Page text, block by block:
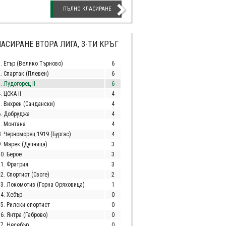
ПЪЛНО КЛАСИРАНЕ
ВТОРА ЛИГА, 3-ТИ КРЪГ
Етър (Велико Търново)
6
Спартак (Плевен)
6
Лудогорец II
6
ЦСКА II
4
Вихрен (Сандански)
4
Добруджа
4
Монтана
4
Черноморец 1919 (Бургас)
4
Марек (Дупница)
3
Берое
3
Фратрия
3
Спортист (Своге)
2
Локомотив (Горна Оряховица)
1
Хебър
0
Рилски спортист
0
Янтра (Габрово)
0